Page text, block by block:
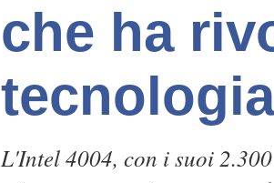
che ha
tecnologia
L'Intel 4004, con i suoi